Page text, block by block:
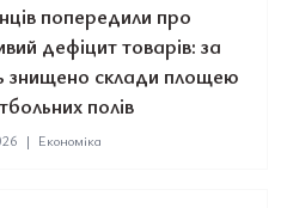
попередили про
дефіцит товарів: за
знищено склади площею
полів
| Економіка